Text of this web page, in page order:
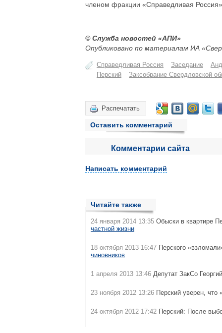
членом фракции «Справедливая
© Служба новостей «АПИ»
Опубликовано по материалам ИА
Справедливая Россия Заседание
Перский
Заксобрание Свердловской
Распечатать
Оставить комментарий
Комментарии сайта
Написать комментарий
Читайте также
24 января 2014 13:35 Обыски в квартире
частной жизни
18 октября 2013 16:47 Перского
чиновников
1 апреля 2013 13:46 Депутат ЗакСо
23 ноября 2012 13:26 Перский уверен, что
24 октября 2012 17:42 Перский: После